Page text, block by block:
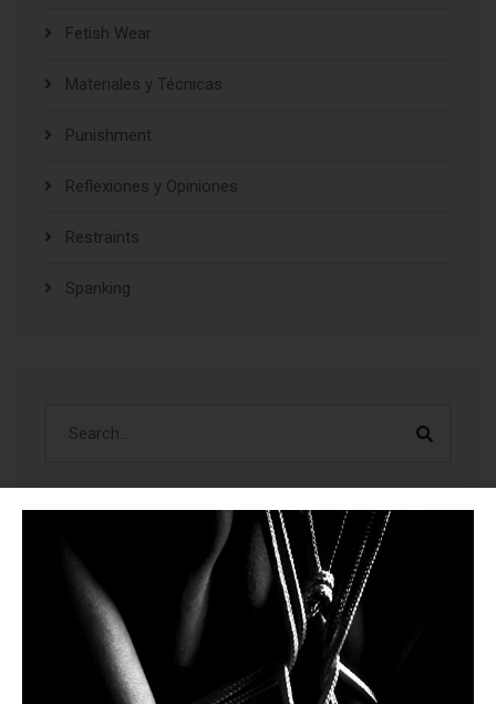
Fetish Wear
Materiales y Técnicas
Punishment
Reflexiones y Opiniones
Restraints
Spanking
ÚLTIMAS CREACIONES